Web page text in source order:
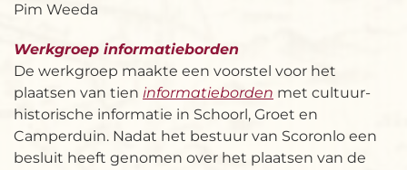
Pim Weeda
Werkgroep informatieborden
De werkgroep maakte een voorstel voor het
plaatsen van tien informatieborden met cultuur-
historische informatie in Schoorl, Groet en
Camperduin. Nadat het bestuur van Scoronlo een
besluit heeft genomen over het plaatsen van de